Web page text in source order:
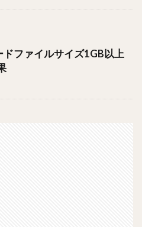
ファイルサイズ1GB以上